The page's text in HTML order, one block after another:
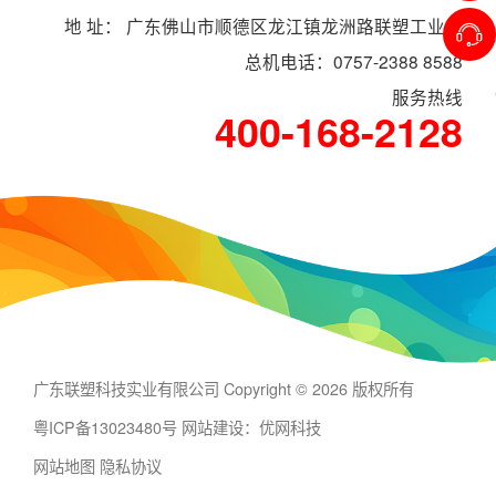
地 址： 广东佛山市顺德区龙江镇龙洲路联塑工业村
总机电话：0757-2388 8588
服务热线
400-168-2128
广东联塑科技实业有限公司 Copyright © 2026 版权所有
粤ICP备13023480号 网站建设：优网科技
网站地图 隐私协议